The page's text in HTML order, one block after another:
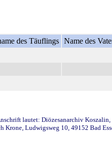
des Täuflings Name des
lautet: Diözesanarchiv
Ludwigsweg 10, 49152 Bad